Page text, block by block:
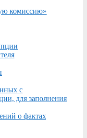
комиссию»
с
для заполнения
о фактах